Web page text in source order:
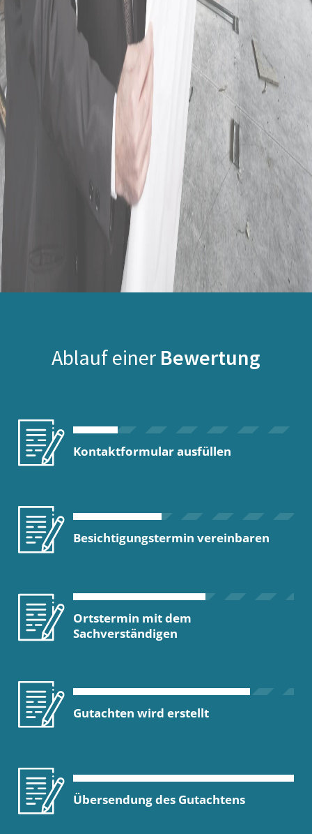
Ablauf einer Bewertung
Kontaktformular ausfüllen
Besichtigungstermin vereinbaren
Ortstermin mit dem
Sachverständigen
Gutachten wird erstellt
Übersendung des Gutachtens